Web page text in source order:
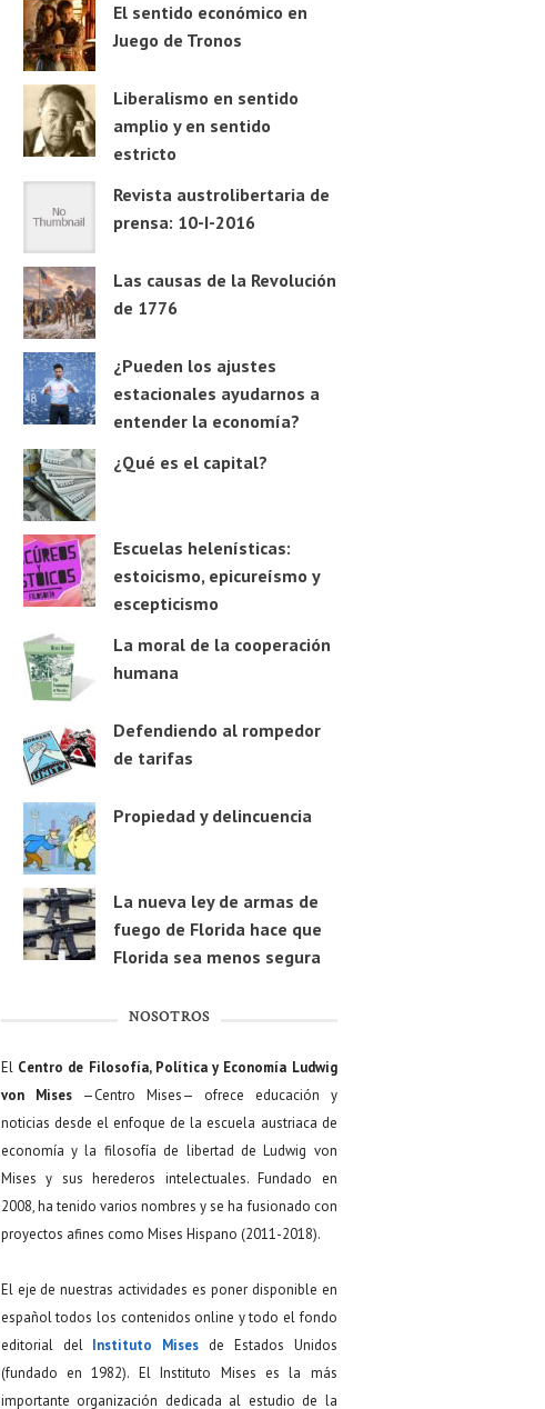
El sentido económico en
Juego de Tronos
Liberalismo en sentido
amplio y en sentido
estricto
Revista austrolibertaria de
prensa: 10-I-2016
Las causas de la Revolución
de 1776
¿Pueden los ajustes
estacionales ayudarnos a
entender la economía?
¿Qué es el capital?
Escuelas helenísticas:
estoicismo, epicureísmo y
escepticismo
La moral de la cooperación
humana
Defendiendo al rompedor
de tarifas
Propiedad y delincuencia
La nueva ley de armas de
fuego de Florida hace que
Florida sea menos segura
NOSOTROS
El Centro de Filosofía, Política y Economía Ludwig
von Mises—Centro Mises— ofrece educación y
noticias desde el enfoque de la escuela austriaca de
economía y la filosofía de libertad de Ludwig von
Mises y sus herederos intelectuales. Fundado en
2008, ha tenido varios nombres y se ha fusionado con
proyectos afines como Mises Hispano (2011-2018).
El eje de nuestras actividades es poner disponible en
español todos los contenidos online y todo el fondo
editorial del Instituto Mises de Estados Unidos
(fundado en 1982). El Instituto Mises es la más
importante organización dedicada al estudio de la